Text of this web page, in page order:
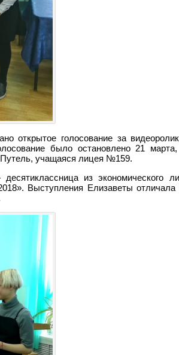
открытое голосование за
было остановлено 21
учащаяся лицея №159.
из экономического
Выступления Елизаветы отличала